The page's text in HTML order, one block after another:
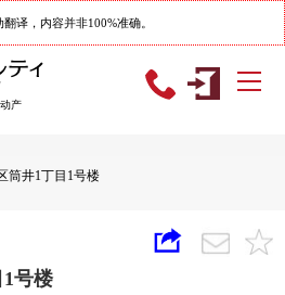
译，内容并非100%准确。
产
筒井1丁目1号楼
号楼